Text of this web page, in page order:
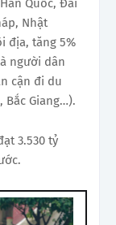
Quốc, Đài
Nhật
địa, tăng 5%
người dân
cận đi du
Bắc Giang…).
3.530 tỷ